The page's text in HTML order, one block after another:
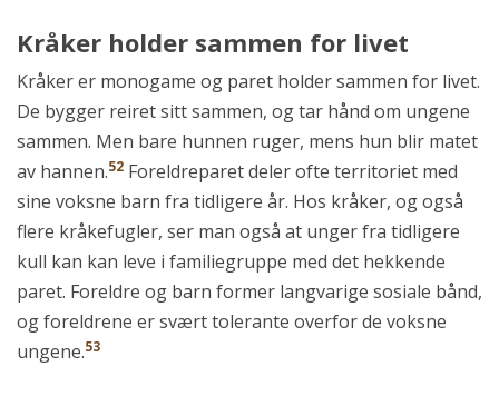
Kråker holder sammen for livet
Kråker er monogame og paret holder sammen for livet.
De bygger reiret sitt sammen, og tar hånd om ungene
sammen. Men bare hunnen ruger, mens hun blir matet
av hannen.52 Foreldreparet deler ofte territoriet med
sine voksne barn fra tidligere år. Hos kråker, og også
flere kråkefugler, ser man også at unger fra tidligere
kull kan kan leve i familiegruppe med det hekkende
paret. Foreldre og barn former langvarige sosiale bånd,
og foreldrene er svært tolerante overfor de voksne
ungene.53